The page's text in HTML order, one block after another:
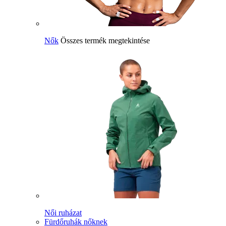
Nők Összes termék megtekintése
Női ruházat
Fürdőruhák nőknek